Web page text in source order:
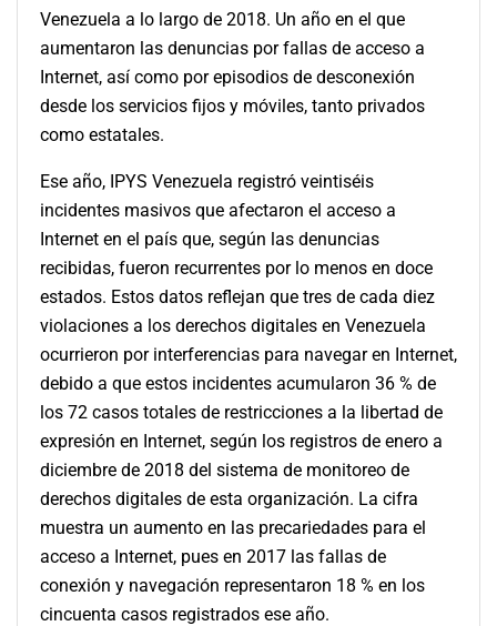
Venezuela a lo largo de 2018. Un año en el que
aumentaron las denuncias por fallas de acceso a
Internet, así como por episodios de desconexión
desde los servicios fijos y móviles, tanto privados
como estatales.
Ese año, IPYS Venezuela registró veintiséis
incidentes masivos que afectaron el acceso a
Internet en el país que, según las denuncias
recibidas, fueron recurrentes por lo menos en doce
estados. Estos datos reflejan que tres de cada diez
violaciones a los derechos digitales en Venezuela
ocurrieron por interferencias para navegar en Internet,
debido a que estos incidentes acumularon 36 % de
los 72 casos totales de restricciones a la libertad de
expresión en Internet, según los registros de enero a
diciembre de 2018 del sistema de monitoreo de
derechos digitales de esta organización. La cifra
muestra un aumento en las precariedades para el
acceso a Internet, pues en 2017 las fallas de
conexión y navegación representaron 18 % en los
cincuenta casos registrados ese año.